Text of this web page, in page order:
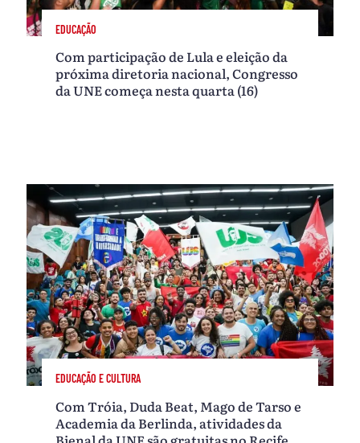
EDUCAÇÃO
Com participação de Lula e eleição da
próxima diretoria nacional, Congresso
da UNE começa nesta quarta (16)
EDUCAÇÃO E CULTURA
Com Tróia, Duda Beat, Mago de Tarso e
Academia da Berlinda, atividades da